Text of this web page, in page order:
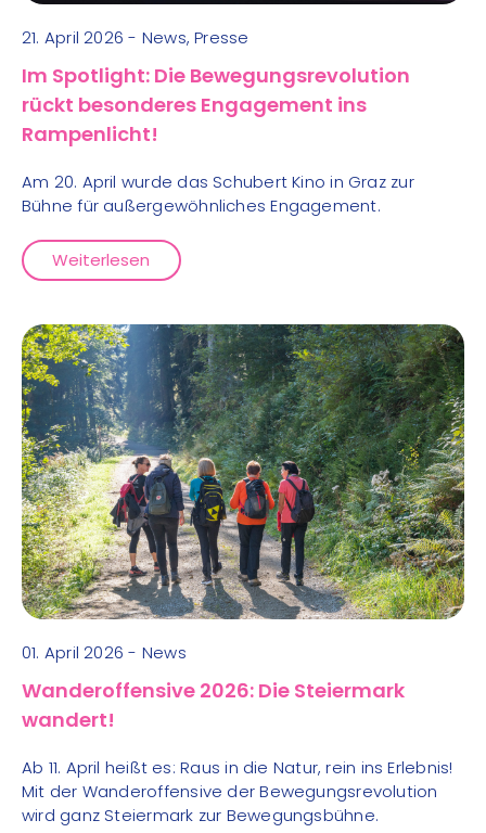
21. April 2026 - News, Presse
Im Spotlight: Die Bewegungsrevolution
rückt besonderes Engagement ins
Rampenlicht!
Am 20. April wurde das Schubert Kino in Graz zur
Bühne für außergewöhnliches Engagement.
Weiterlesen
01. April 2026 - News
Wanderoffensive 2026: Die Steiermark
wandert!
Ab 11. April heißt es: Raus in die Natur, rein ins Erlebnis!
Mit der Wanderoffensive der Bewegungsrevolution
wird ganz Steiermark zur Bewegungsbühne.